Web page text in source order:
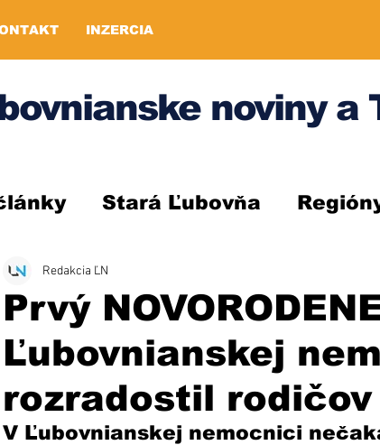
INZERCIA
noviny a
Stará Ľubovňa
Prvý
Ľubovnianskej
rozradostil
Redakcia ĽN
V Ľubovnianskej nemocnici